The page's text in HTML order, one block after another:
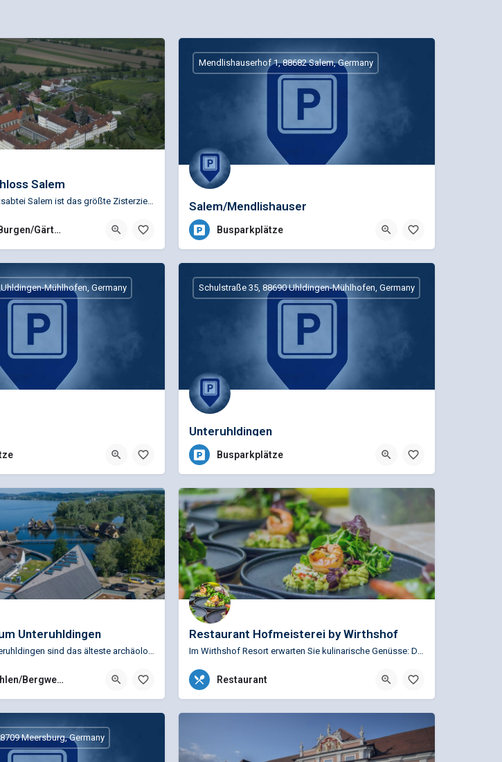
Salem
88682 Salem, Deutschland
Schlösser/Burgen/Gärten
Salem/Mendlishauser
Hof(Affenberg)Busparkplatz-Bodensee
Mendlishauserhof 1, 88682 Salem, Germany
Busparkplätze
Mühlhofen, Germany
Unteruhldingen
Schulstraße 35, 88690 Uhldingen-Mühlhofen, Germany
Busparkplätze
Unteruhldingen
6, 88690 Uhldingen-Mühlhofen, Deutschland
Museen/Höhlen/Bergwerke
Restaurant Hofmeisterei by Wirthshof
+49 (0)7544 962729
Steibensteg 10, 88677 Markdorf, Deutschland
Restaurant
Meersburg, Germany